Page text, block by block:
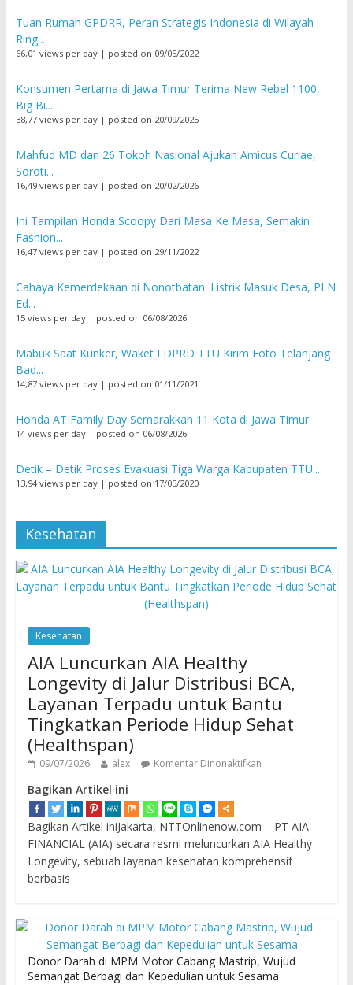
Tuan Rumah GPDRR, Peran Strategis Indonesia di Wilayah
Ring...
66,01 views per day| posted on 09/05/2022
Konsumen Pertama di Jawa Timur Terima New Rebel 1100,
Big Bi...
38,77 views per day| posted on 20/09/2025
Mahfud MD dan 26 Tokoh Nasional Ajukan Amicus Curiae,
Soroti...
16,49 views per day| posted on 20/02/2026
Ini Tampilan Honda Scoopy Dari Masa Ke Masa, Semakin
Fashion...
16,47 views per day| posted on 29/11/2022
Cahaya Kemerdekaan di Nonotbatan: Listrik Masuk Desa, PLN
Ed...
15 views per day| posted on 06/08/2026
Mabuk Saat Kunker, Waket I DPRD TTU Kirim Foto Telanjang
Bad...
14,87 views per day| posted on 01/11/2021
Honda AT Family Day Semarakkan 11 Kota di Jawa Timur
14 views per day| posted on 06/08/2026
Detik – Detik Proses Evakuasi Tiga Warga Kabupaten TTU...
13,94 views per day| posted on 17/05/2020
Kesehatan
Kesehatan
AIA Luncurkan AIA Healthy
Longevity di Jalur Distribusi BCA,
Layanan Terpadu untuk Bantu
Tingkatkan Periode Hidup Sehat
(Healthspan)
09/07/2026 alex Komentar Dinonaktifkan
Bagikan Artikel ini
Bagikan Artikel iniJakarta, NTTOnlinenow.com – PT AIA
FINANCIAL (AIA) secara resmi meluncurkan AIA Healthy
Longevity, sebuah layanan kesehatan komprehensif
berbasis
Donor Darah di MPM Motor Cabang Mastrip, Wujud
Semangat Berbagi dan Kepedulian untuk Sesama